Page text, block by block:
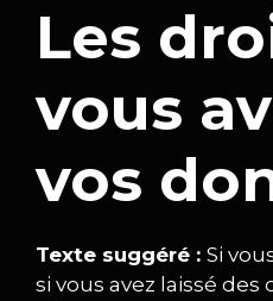
Les
vous
vos
Texte suggéré : Si
si vous avez laissé